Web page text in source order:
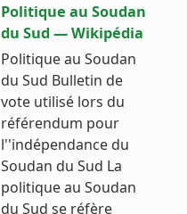
Politique au Soudan
du Sud — Wikipédia
Politique au Soudan
du Sud Bulletin de
vote utilisé lors du
référendum pour
l''indépendance du
Soudan du Sud La
politique au Soudan
du Sud se réfère